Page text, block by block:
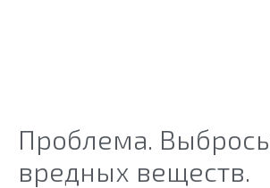
Проблема.
вредных веществ.